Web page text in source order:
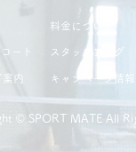
ート
キャンペーン情報
スタッフブログ
©︎ SPORT MATE All
料金について
内